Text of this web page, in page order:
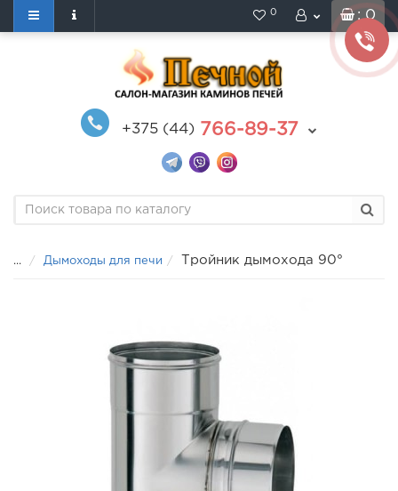
: 0
0
+375 (44) 766-89-37
... Дымоходы для печи Тройник дымохода 90°